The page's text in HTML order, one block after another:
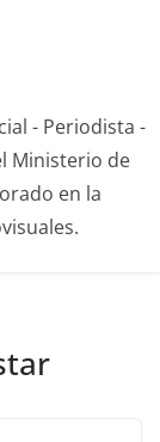
- Periodista -
Ministerio de
en la